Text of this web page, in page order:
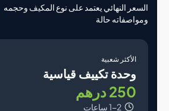
النهائي يعتمد على نوع المكيف وحجمه
حالة
الأكثر شعبية
وحدة تكييف قياسية